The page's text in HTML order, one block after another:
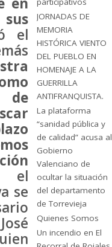
el
el
se
JORNADAS DE
MEMORIA
HISTÓRICA VIENTO
DEL PUEBLO EN
HOMENAJE A LA
GUERRILLA
ANTIFRANQUISTA.
La plataforma
“sanidad pública y
de calidad” acusa al
Gobierno
Valenciano de
ocultar la situación
del departamento
de Torrevieja
Quienes Somos
Un incendio en El